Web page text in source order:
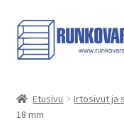
Siirry
navigointiin
Siirry
sisältöön
Kauppa
Etusivu Irtosivut ja
18 mm